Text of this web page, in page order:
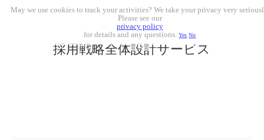
採用戦略全体設計サービス
May we use cookies to track your activities? We take your privacy very
Please see our
privacy policy
for details and any questions.Yes No